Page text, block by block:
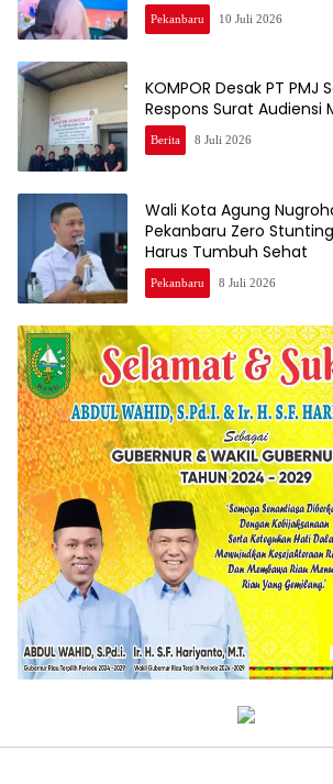
Pekanbaru 10 Juli 2026
KOMPOR Desak PT PMJ
Respons Surat Audiensi
Berita 8 Juli 2026
Wali Kota Agung
Pekanbaru Zero
Harus Tumbuh Sehat
Pekanbaru 8 Juli 2026